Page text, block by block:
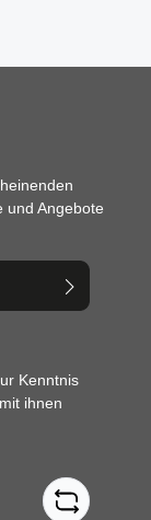
und Angebote
Kenntnis
ihnen